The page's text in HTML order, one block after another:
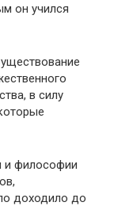
он учился
в силу
и философии
доходило до